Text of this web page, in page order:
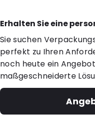
Erhalten Sie eine
Sie suchen
perfekt zu Ihren
noch heute ein
maßgeschneiderte